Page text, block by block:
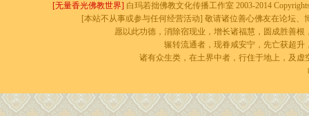
[无量香光佛教世界] 白玛若拙佛教文化传播工作室 2003-2014
[本站不从事或参与任何经营活动] 敬请诸位善心佛友在论坛
愿以此功德，消除宿现业，增长诸福慧，圆成胜善
辗转流通者，现眷咸安宁，先亡获超
诸有众生类，在土界中者，行住于地上，及